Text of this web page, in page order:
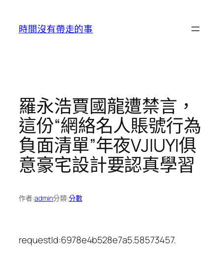
時間沒有帶走的事
羅永浩賈國龍遭禁言，
這份“網絡名人賬號行為
負面清單”年夜VJIUYI俱
意豪宅設計要認真學習
作者:admin分類:分數
requestId:6978e4b528e7a5.58573457.